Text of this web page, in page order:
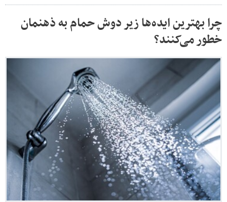
چرا بهترین ایده‌ها زیر دوش حمام به ذهنمان
خطور می‌کنند؟